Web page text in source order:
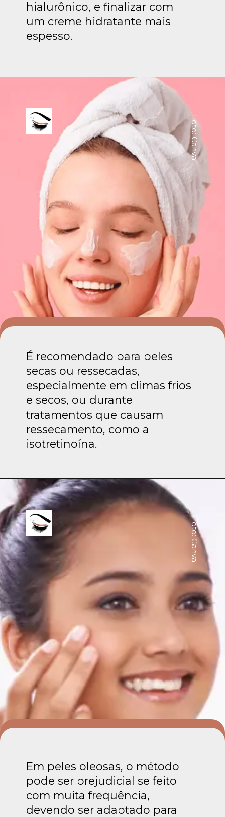
hialurônico, e finalizar com
um creme hidratante mais
espesso.
É recomendado para peles
secas ou ressecadas,
especialmente em climas frios
e secos, ou durante
tratamentos que causam
ressecamento, como a
isotretinoína.
Foto: Canva
Em peles oleosas, o método
pode ser prejudicial se feito
com muita frequência,
devendo ser adaptado para
Foto: Canva